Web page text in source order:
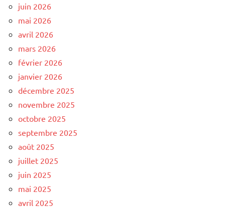
juin 2026
mai 2026
avril 2026
mars 2026
février 2026
janvier 2026
décembre 2025
novembre 2025
octobre 2025
septembre 2025
août 2025
juillet 2025
juin 2025
mai 2025
avril 2025